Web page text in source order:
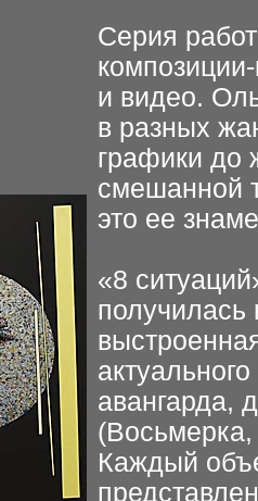
Серия
и видео.
в разных
графики до
смешанной
это ее
«8
получилась
авангарда,
(Восьмерка,
Каждый